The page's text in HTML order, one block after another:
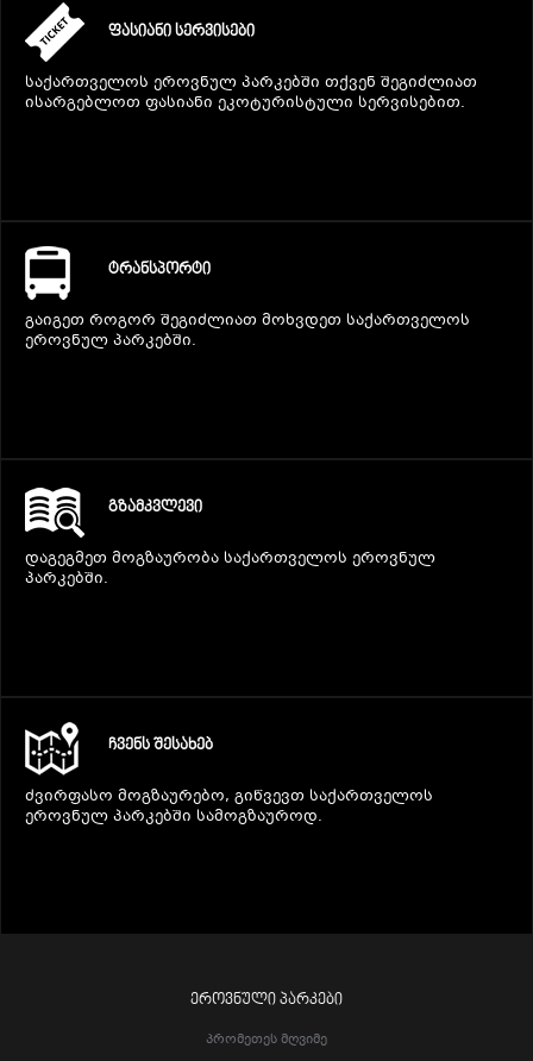
ᲤᲐᲡᲘᲐᲜᲘ ᲡᲔᲠᲕᲘᲡᲔᲑᲘ
საქართველოს ეროვნულ პარკებში თქვენ შეგიძლიათ
ისარგებლოთ ფასიანი ეკოტურისტული სერვისებით.
ᲢᲠᲐᲜᲡᲞᲝᲠᲢᲘ
გაიგეთ როგორ შეგიძლიათ მოხვდეთ საქართველოს
ეროვნულ პარკებში.
ᲒᲖᲐᲛᲙᲕᲚᲔᲕᲘ
დაგეგმეთ მოგზაურობა საქართველოს ეროვნულ
პარკებში.
ᲩᲕᲔᲜᲡ ᲨᲔᲡᲐᲮᲔᲑ
ძვირფასო მოგზაურებო, გიწვევთ საქართველოს
ეროვნულ პარკებში სამოგზაუროდ.
ᲔᲠᲝᲕᲜᲣᲚᲘ ᲞᲐᲠᲙᲔᲑᲘ
Პრომეთეს Მღვიმე